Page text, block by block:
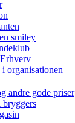
smiley
organisationen
andre gode priser